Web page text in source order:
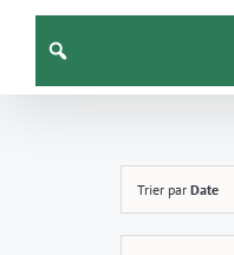
Trier par Date